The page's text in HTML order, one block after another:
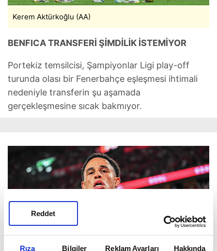
Rıza Bilgiler Reklam Ayarları Hakkında
Reddet
Kerem Aktürkoğlu (AA)
BENFICA TRANSFERİ ŞİMDİLİK İSTEMİYOR
Portekiz temsilcisi, Şampiyonlar Ligi play-off
turunda olası bir Fenerbahçe eşleşmesi ihtimali
nedeniyle transferin şu aşamada
gerçekleşmesine sıcak bakmıyor.